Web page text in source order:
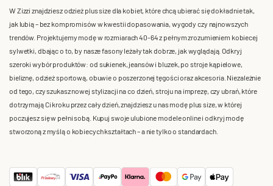
W Zizzi znajdziesz odzież plus size dla kobiet, które chcą ubierać się dokładnie tak,
jak lubią – bez kompromisów w kwestii dopasowania, wygody czy najnowszych
trendów. Projektujemy modę w rozmiarach 40-64 z pełnym zrozumieniem kobiecej
sylwetki, dbając o to, by nasze fasony leżały tak dobrze, jak wyglądają. Odkryj
szeroki wybór produktów: od sukienek, jeansów i bluzek, po stroje kąpielowe,
bieliznę, odzież sportową, obuwie o poszerzonej tęgości oraz akcesoria. Niezależnie
od tego, czy szukasz nowej stylizacji na co dzień, stroju na imprezę, czy ubrań, które
dotrzymają Ci kroku przez cały dzień, znajdziesz u nas modę plus size, w której
poczujesz się w pełni sobą. Kupuj swoje ulubione modele online i odkryj modę
stworzoną z myślą o kobiecych kształtach – a nie tylko o standardach.